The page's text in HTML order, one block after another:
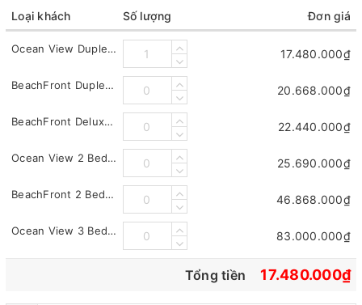
Loại khách Số lượng Đơn giá
Ocean View Duplex Pool Villa 17.480.000₫
BeachFront Duplex Pool Villa 20.668.000₫
BeachFront Deluxe Pool Villa 22.440.000₫
Ocean View 2 Bedroom 25.690.000₫
BeachFront 2 Bedroom Pool Villa 46.868.000₫
Ocean View 3 Bedroom Pool Villa 83.000.000₫
Tổng tiền 17.480.000₫